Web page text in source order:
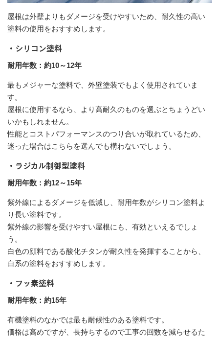
屋根は外壁よりもダメージを受けやすいため、耐久性の高い
塗料の使用をおすすめします。
・シリコン塗料
耐用年数：約10～12年
最もメジャーな塗料で、外壁塗装でもよく使用されていま
す。
屋根に使用するなら、より高耐久のものを選ぶとちょうどい
いかもしれません。
性能とコストパフォーマンスのつり合いが取れているため、
迷った場合はこちらを選んでも構わないでしょう。
・ラジカル制御型塗料
耐用年数：約12～15年
紫外線によるダメージを低減し、耐用年数がシリコン塗料よ
り長い塗料です。
紫外線の影響を受けやすい屋根にも、有効といえるでしょ
う。
白色の顔料である酸化チタンが耐久性を発揮することから、
白系の塗料をおすすめします。
・フッ素塗料
耐用年数：約15年
有機塗料のなかでは最も耐候性のある塗料です。
価格は高めですが、長持ちするので工事の回数を減らせるた